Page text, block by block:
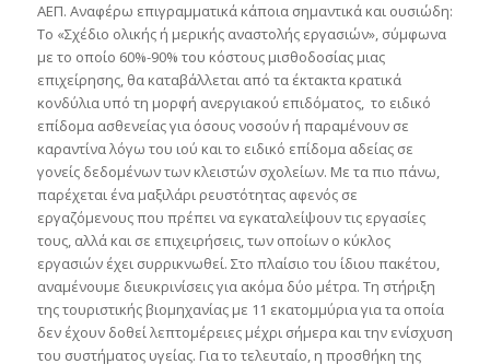
ΑΕΠ. Αναφέρω επιγραμματικά κάποια σημαντικά και ουσιώδη:
Το «Σχέδιο ολικής ή μερικής αναστολής εργασιών», σύμφωνα
με το οποίο 60%-90% του κόστους μισθοδοσίας μιας
επιχείρησης, θα καταβάλλεται από τα έκτακτα κρατικά
κονδύλια υπό τη μορφή ανεργιακού επιδόματος, το ειδικό
επίδομα ασθενείας για όσους νοσούν ή παραμένουν σε
καραντίνα λόγω του ιού και το ειδικό επίδομα αδείας σε
γονείς δεδομένων των κλειστών σχολείων. Με τα πιο πάνω,
παρέχεται ένα μαξιλάρι ρευστότητας αφενός σε
εργαζόμενους που πρέπει να εγκαταλείψουν τις εργασίες
τους, αλλά και σε επιχειρήσεις, των οποίων ο κύκλος
εργασιών έχει συρρικνωθεί. Στο πλαίσιο του ίδιου πακέτου,
αναμένουμε διευκρινίσεις για ακόμα δύο μέτρα. Τη στήριξη
της τουριστικής βιομηχανίας με 11 εκατομμύρια για τα οποία
δεν έχουν δοθεί λεπτομέρειες μέχρι σήμερα και την ενίσχυση
του συστήματος υγείας. Για το τελευταίο, η προσθήκη της